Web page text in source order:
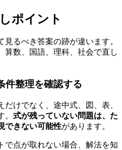
ポイント
るべき答案の跡が違います。
算数、国語、理科、社会で直し
件整理を確認する
けでなく、途中式、図、表、
式が残っていない問題は、た
できない可能性があります。
で点が取れない場合、解法を知